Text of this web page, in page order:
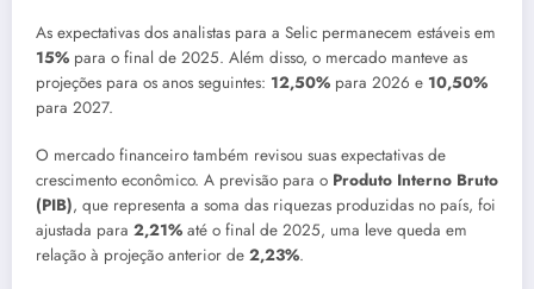
As expectativas dos analistas para a Selic permanecem estáveis em
15% para o final de 2025. Além disso, o mercado manteve as
projeções para os anos seguintes: 12,50% para 2026 e 10,50%
para 2027.
O mercado financeiro também revisou suas expectativas de
crescimento econômico. A previsão para o Produto Interno Bruto
(PIB), que representa a soma das riquezas produzidas no país, foi
ajustada para 2,21% até o final de 2025, uma leve queda em
relação à projeção anterior de 2,23%.